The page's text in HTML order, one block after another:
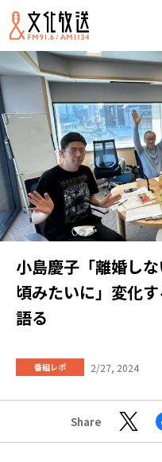
小島慶子「離婚し
頃みたいに」変化
語る
番組レポ 2/27, 2024
Share